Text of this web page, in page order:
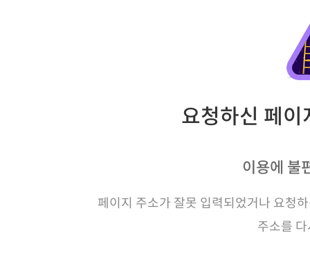
요청하신 페
이용에 불
페이지 주소가 잘못 입력되었거나 요청
주소를